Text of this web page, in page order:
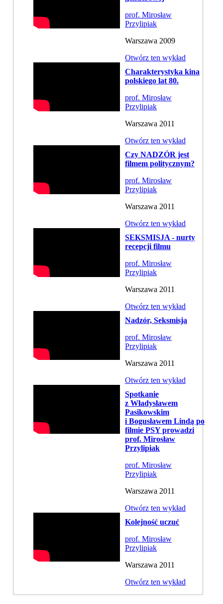
prof. Mirosław
Przylipiak
Warszawa 2009
Otwórz ten wykład
Charakterystyka kina
polskiego lat 80.
prof. Mirosław
Przylipiak
Warszawa 2011
Otwórz ten wykład
Czy NADZÓR jest
filmem politycznym?
prof. Mirosław
Przylipiak
Warszawa 2011
Otwórz ten wykład
SEKSMISJA - nurty
recepcji filmu
prof. Mirosław
Przylipiak
Warszawa 2011
Otwórz ten wykład
Nadzór, Seksmisja
prof. Mirosław
Przylipiak
Warszawa 2011
Otwórz ten wykład
Spotkanie
z Władysławem
Pasikowskim
i Bogusławem Lindą po
filmie PSY prowadzi
prof. Mirosław
Przylipiak
prof. Mirosław
Przylipiak
Warszawa 2011
Otwórz ten wykład
Kolejność uczuć
prof. Mirosław
Przylipiak
Warszawa 2011
Otwórz ten wykład